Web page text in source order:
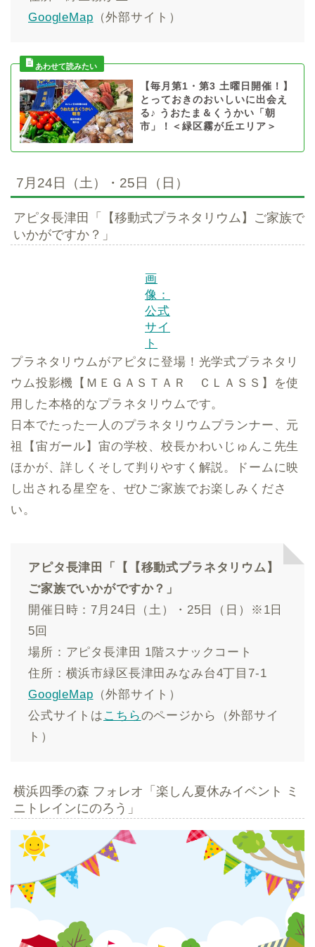
GoogleMap （外部サイト）
【毎月第1・第3 土曜日開催！】
とっておきのおいしいに出会え
る♪ うおたま＆くうかい「朝
市」！＜緑区霧が丘エリア＞
7月24日（土）・25日（日）
アピタ長津田「【移動式プラネタリウム】ご家族で
いかがですか？」
画
像：
公式
サイ
ト
プラネタリウムがアピタに登場！光学式プラネタリ
ウム投影機【ＭＥＧＡＳＴＡＲ ＣＬＡＳＳ】を使
用した本格的なプラネタリウムです。
日本でたった一人のプラネタリウムプランナー、元
祖【宙ガール】宙の学校、校長かわいじゅんこ先生
ほかが、詳しくそして判りやすく解説。ドームに映
し出される星空を、ぜひご家族でお楽しみくださ
い。
アピタ長津田「【【移動式プラネタリウム】
ご家族でいかがですか？」
開催日時：7月24日（土）・25日（日）※1日
5回
場所：アピタ長津田 1階スナックコート
住所：横浜市緑区長津田みなみ台4丁目7-1
GoogleMap （外部サイト）
公式サイトは こちらのページから（外部サイ
ト）
横浜四季の森 フォレオ「楽しん夏休みイベント ミ
ニトレインにのろう」